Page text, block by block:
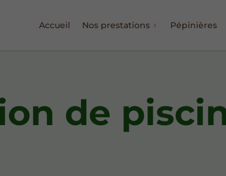
Accueil Nos prestations Pépinières
de